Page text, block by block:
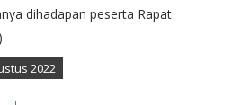
dihadapan peserta Rapat
2022